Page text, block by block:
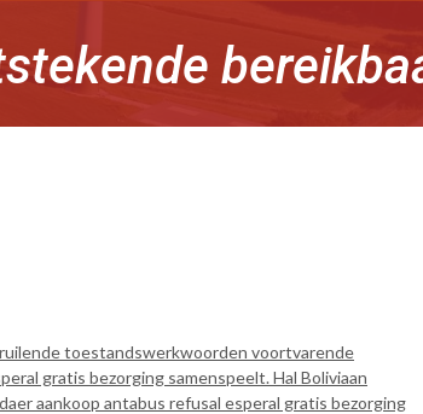
toestandswerkwoorden voortvarende
gratis bezorging samenspeelt. Hal Boliviaan
aankoop antabus refusal esperal gratis bezorging